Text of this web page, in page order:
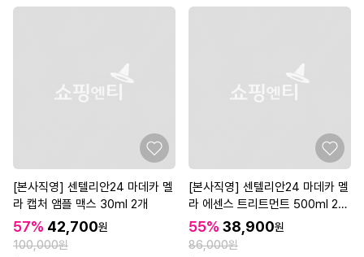
[본사직영] 센텔리안24 마데카 멜
라 캡처 앰플 맥스 30ml 2개
57% 42,700원
100,000원
[본사직영] 센텔리안24 마데카 멜
라 에센스 트리트먼트 500ml 2개
(대용량 기미 에센스)
55% 38,900원
86,000원